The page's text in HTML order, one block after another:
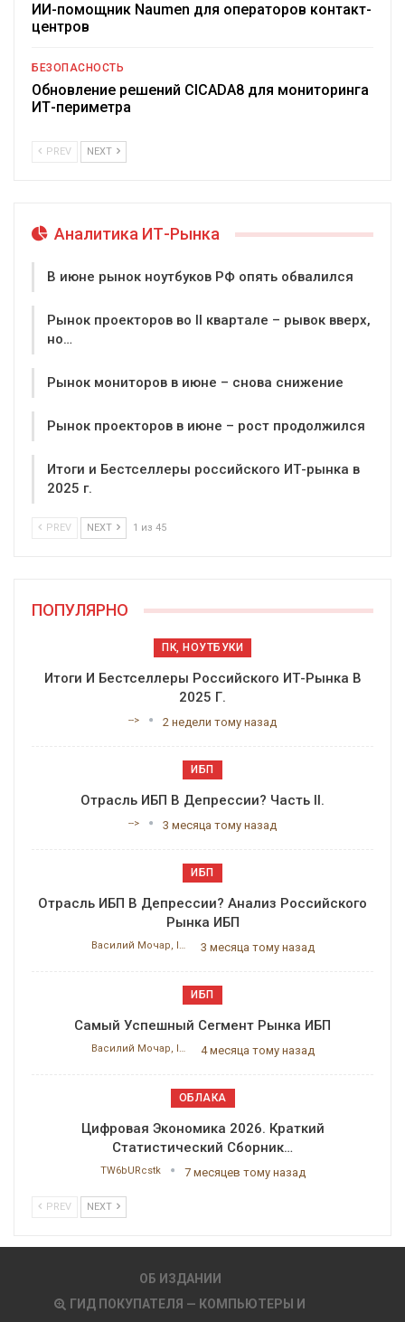
ИИ-помощник Naumen для операторов контакт-
центров
БЕЗОПАСНОСТЬ
Обновление решений CICADA8 для мониторинга
ИТ-периметра
PREV NEXT
Аналитика ИТ-Рынка
В июне рынок ноутбуков РФ опять обвалился
Рынок проекторов во II квартале – рывок вверх,
но…
Рынок мониторов в июне – снова снижение
Рынок проекторов в июне – рост продолжился
Итоги и Бестселлеры российского ИТ-рынка в
2025 г.
PREV NEXT 1 из 45
ПОПУЛЯРНО
ПК, НОУТБУКИ
Итоги И Бестселлеры Российского ИТ-Рынка В
2025 Г.
--> 2 недели тому назад
ИБП
Отрасль ИБП В Депрессии? Часть II.
--> 3 месяца тому назад
ИБП
Отрасль ИБП В Депрессии? Анализ Российского
Рынка ИБП
Василий Мочар, ITResearch 3 месяца тому назад
ИБП
Самый Успешный Сегмент Рынка ИБП
Василий Мочар, ITResearch 4 месяца тому назад
ОБЛАКА
Цифровая Экономика 2026. Краткий
Статистический Сборник…
TW6bURcstk 7 месяцев тому назад
PREV NEXT
ОБ ИЗДАНИИ
ГИД ПОКУПАТЕЛЯ — КОМПЬЮТЕРЫ И